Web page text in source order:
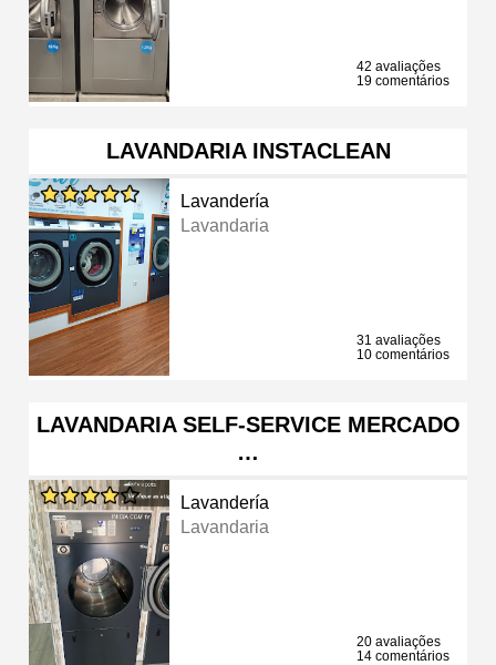
42 avaliações
19 comentários
LAVANDARIA INSTACLEAN
Lavandería
Lavandaria
31 avaliações
10 comentários
LAVANDARIA SELF-SERVICE MERCADO
…
Lavandería
Lavandaria
20 avaliações
14 comentários